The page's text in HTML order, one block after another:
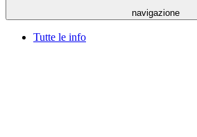
navigazione
Tutte le info